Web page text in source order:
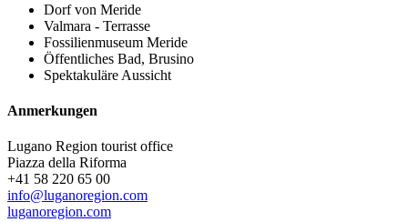
Dorf von Meride
Valmara - Terrasse
Fossilienmuseum Meride
Öffentliches Bad, Brusino
Spektakuläre Aussicht
Anmerkungen
Lugano Region tourist office
Piazza della Riforma
+41 58 220 65 00
info@luganoregion.com
luganoregion.com